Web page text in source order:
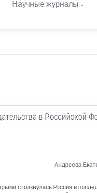
Научные журналы
в Российской
Андреева
столкнулась Россия в